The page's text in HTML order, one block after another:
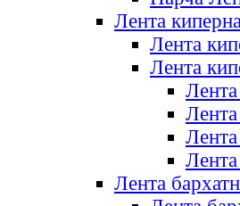
Лента
Лента
Лента
Лента